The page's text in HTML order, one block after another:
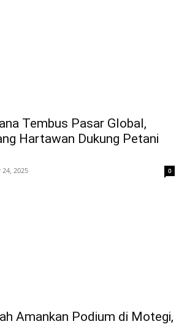
Tembus Pasar Global,
Hartawan Dukung Petani
2025 0
Amankan Podium di Motegi,